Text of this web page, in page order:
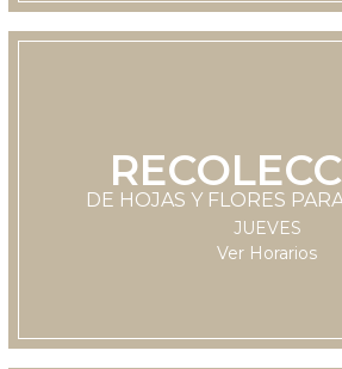
DE HOJAS Y FLORES
JUEVES
Ver Horarios
LUNES
11:30 hrs